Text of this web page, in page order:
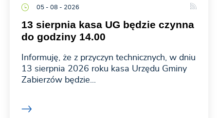
05 - 08 - 2026
13 sierpnia kasa UG będzie czynna
do godziny 14.00
Informuję, że z przyczyn technicznych, w dniu
13 sierpnia 2026 roku kasa Urzędu Gminy
Zabierzów będzie...